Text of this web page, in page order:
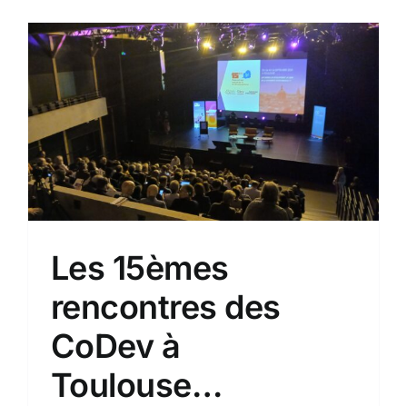
Les 15èmes
rencontres des
CoDev à
Toulouse…